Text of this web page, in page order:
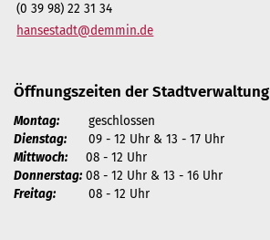
(0 39 98) 22 31 34
hansestadt@demmin.de
Öffnungszeiten der Stadtverwaltung
Montag: geschlossen
Dienstag: 09 - 12 Uhr & 13 - 17 Uhr
Mittwoch: 08 - 12 Uhr
Donnerstag: 08 - 12 Uhr & 13 - 16 Uhr
Freitag: 08 - 12 Uhr